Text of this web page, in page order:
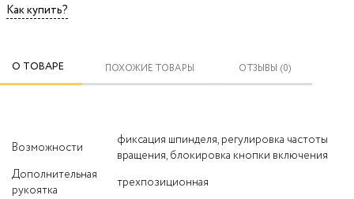
Как купить?
О ТОВАРЕ ПОХОЖИЕ ТОВАРЫ ОТЗЫВЫ (0)
Возможности
фиксация шпинделя, регулировка частоты
вращения, блокировка кнопки включения
Дополнительная
рукоятка
трехпозиционная